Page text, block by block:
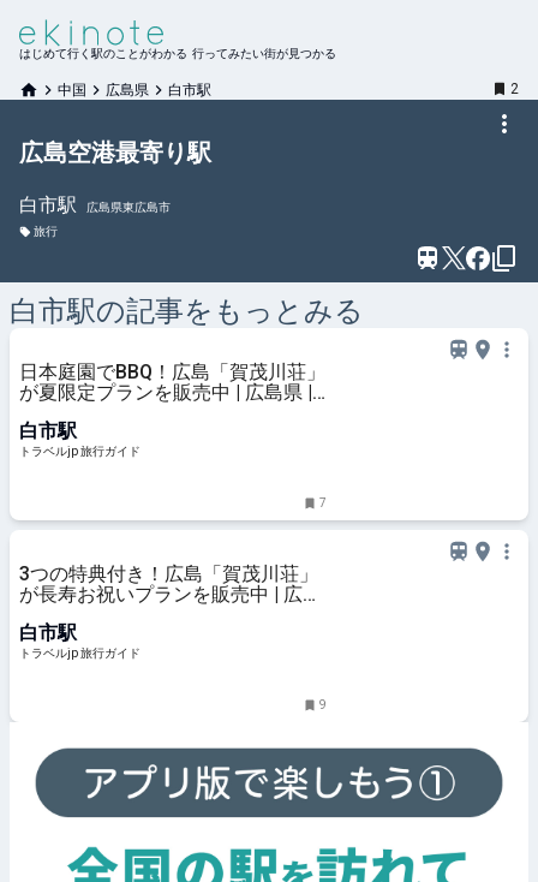
はじめて行く駅のことがわかる 行ってみたい街が見つかる
中国 広島県 白市駅 2
広島空港最寄り駅
白市駅
広島県東広島市
旅行
白市駅の記事をもっとみる
日本庭園でBBQ！広島「賀茂川荘」
が夏限定プランを販売中 | 広島県 |
白市駅
トラベルjp 旅行ガイド
7
3つの特典付き！広島「賀茂川荘」
が長寿お祝いプランを販売中 | 広島
白市駅
トラベルjp 旅行ガイド
9